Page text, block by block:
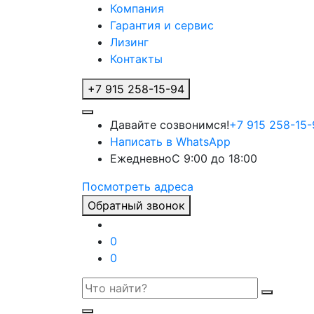
Компания
Гарантия и сервис
Лизинг
Контакты
+7 915 258-15-94
Давайте созвонимся!+7 915 258-
Написать в WhatsApp
ЕжедневноС 9:00 до 18:00
Посмотреть адреса
Обратный звонок
0
0